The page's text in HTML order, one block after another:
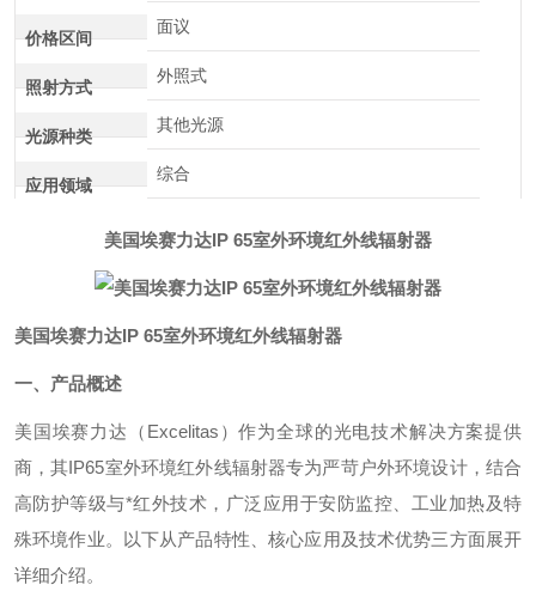
价格区间
面议
照射方式
外照式
光源种类
其他光源
应用领域
综合
美国埃赛力达IP 65室外环境红外线辐射器
美国埃赛力达IP 65室外环境红外线辐射器
一、产品概述
美国埃赛力达（Excelitas）作为全球的光电技术解决方案提供
商，其IP65室外环境红外线辐射器专为严苛户外环境设计，结合
高防护等级与*红外技术，广泛应用于安防监控、工业加热及特
殊环境作业。以下从产品特性、核心应用及技术优势三方面展开
详细介绍。